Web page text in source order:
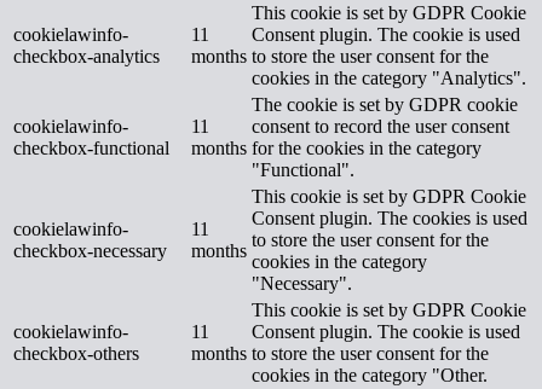
cookielawinfo-
checkbox-analytics
11
months
This cookie is set by GDPR Cookie
Consent plugin. The cookie is used
to store the user consent for the
cookies in the category "Analytics".
cookielawinfo-
checkbox-functional
11
months
The cookie is set by GDPR cookie
consent to record the user consent
for the cookies in the category
"Functional".
cookielawinfo-
checkbox-necessary
11
months
This cookie is set by GDPR Cookie
Consent plugin. The cookies is used
to store the user consent for the
cookies in the category
"Necessary".
cookielawinfo-
checkbox-others
11
months
This cookie is set by GDPR Cookie
Consent plugin. The cookie is used
to store the user consent for the
cookies in the category "Other.